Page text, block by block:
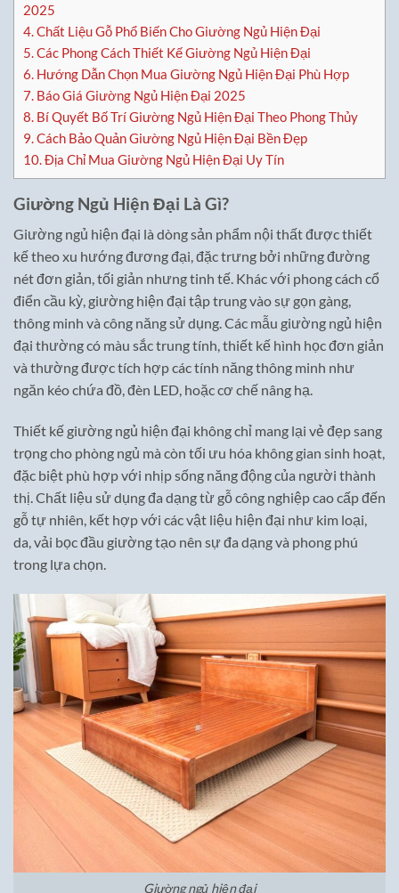
2025
4. Chất Liệu Gỗ Phổ Biến Cho Giường Ngủ Hiện Đại
5. Các Phong Cách Thiết Kế Giường Ngủ Hiện Đại
6. Hướng Dẫn Chọn Mua Giường Ngủ Hiện Đại Phù Hợp
7. Báo Giá Giường Ngủ Hiện Đại 2025
8. Bí Quyết Bố Trí Giường Ngủ Hiện Đại Theo Phong Thủy
9. Cách Bảo Quản Giường Ngủ Hiện Đại Bền Đẹp
10. Địa Chỉ Mua Giường Ngủ Hiện Đại Uy Tín
Giường Ngủ Hiện Đại Là Gì?
Giường ngủ hiện đại là dòng sản phẩm nội thất được thiết
kế theo xu hướng đương đại, đặc trưng bởi những đường
nét đơn giản, tối giản nhưng tinh tế. Khác với phong cách cổ
điển cầu kỳ, giường hiện đại tập trung vào sự gọn gàng,
thông minh và công năng sử dụng. Các mẫu giường ngủ hiện
đại thường có màu sắc trung tính, thiết kế hình học đơn giản
và thường được tích hợp các tính năng thông minh như
ngăn kéo chứa đồ, đèn LED, hoặc cơ chế nâng hạ.
Thiết kế giường ngủ hiện đại không chỉ mang lại vẻ đẹp sang
trọng cho phòng ngủ mà còn tối ưu hóa không gian sinh hoạt,
đặc biệt phù hợp với nhịp sống năng động của người thành
thị. Chất liệu sử dụng đa dạng từ gỗ công nghiệp cao cấp đến
gỗ tự nhiên, kết hợp với các vật liệu hiện đại như kim loại,
da, vải bọc đầu giường tạo nên sự đa dạng và phong phú
trong lựa chọn.
Giường ngủ hiện đại